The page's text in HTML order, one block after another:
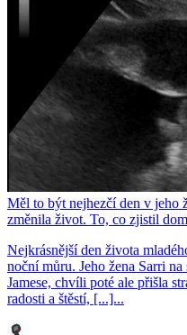
Měl to být nejhezčí den v jeho
změnila život. To, co zjistil
Nejkrásnější den života
noční můru. Jeho žena Sarri
Jamese, chvíli poté ale přišla
radosti a štěstí, [...]...